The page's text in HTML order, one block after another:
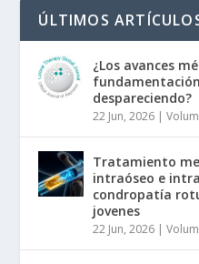
ÚLTIMOS
¿Los avances
despareciendo?
22 Jun, 2026 |
Tratamiento
intraóseo e
condropatía
jovenes
22 Jun, 2026 |